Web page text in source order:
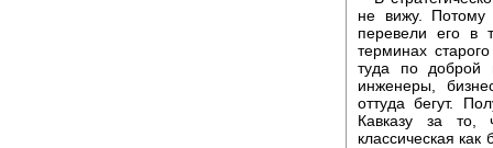
не вижу.
перевели его в
терминах
туда по доброй
инженеры,
оттуда бегут.
Кавказу за
классическая